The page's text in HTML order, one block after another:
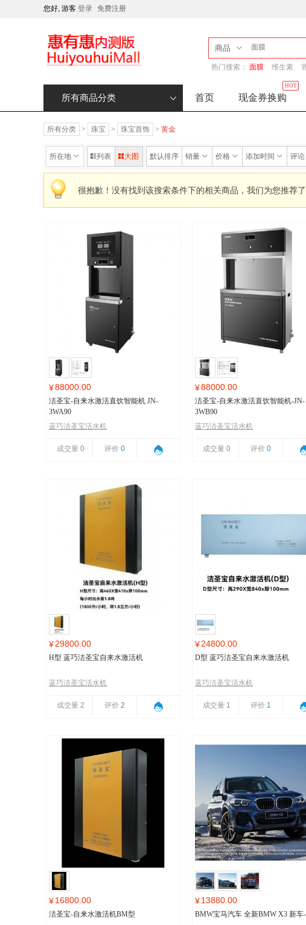
您好, 游客 登录 免费注册
商品
热门搜索： 面膜 维生素
所有商品分类 首页 现金券换购
HOT
所有分类 > 珠宝 > 珠宝首饰 > 黄金
所在地 列表 大图 默认排序 销量 价格 添加时间 评论
很抱歉！没有找到该搜索条件下的相关商品，我们为您推荐
¥88000.00
洁圣宝-自来水激活直饮智能机 JN-
3WA90
蓝巧洁圣宝活水机
成交量 0 评价 0
¥88000.00
洁圣宝-自来水激活直饮智能机-JN-
3WB90
蓝巧洁圣宝活水机
成交量 0 评价 0
¥29800.00
H型 蓝巧洁圣宝自来水激活机
蓝巧洁圣宝活水机
成交量 2 评价 2
¥24800.00
D型 蓝巧洁圣宝自来水激活机
蓝巧洁圣宝活水机
成交量 1 评价 1
¥16800.00
洁圣宝-自来水激活机BM型
¥13880.00
BMW宝马汽车 全新BMW X3 新车